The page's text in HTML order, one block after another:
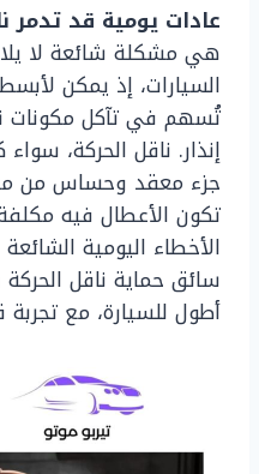
عادات يومية قد تدمر
هي مشكلة شائعة لا
السيارات، إذ يمكن
تُسهم في تآكل مكونات
إنذار. ناقل الحركة، سواء
جزء معقد وحساس من
تكون الأعطال فيه
الأخطاء اليومية
سائق حماية ناقل
أطول للسيارة، مع تجربة